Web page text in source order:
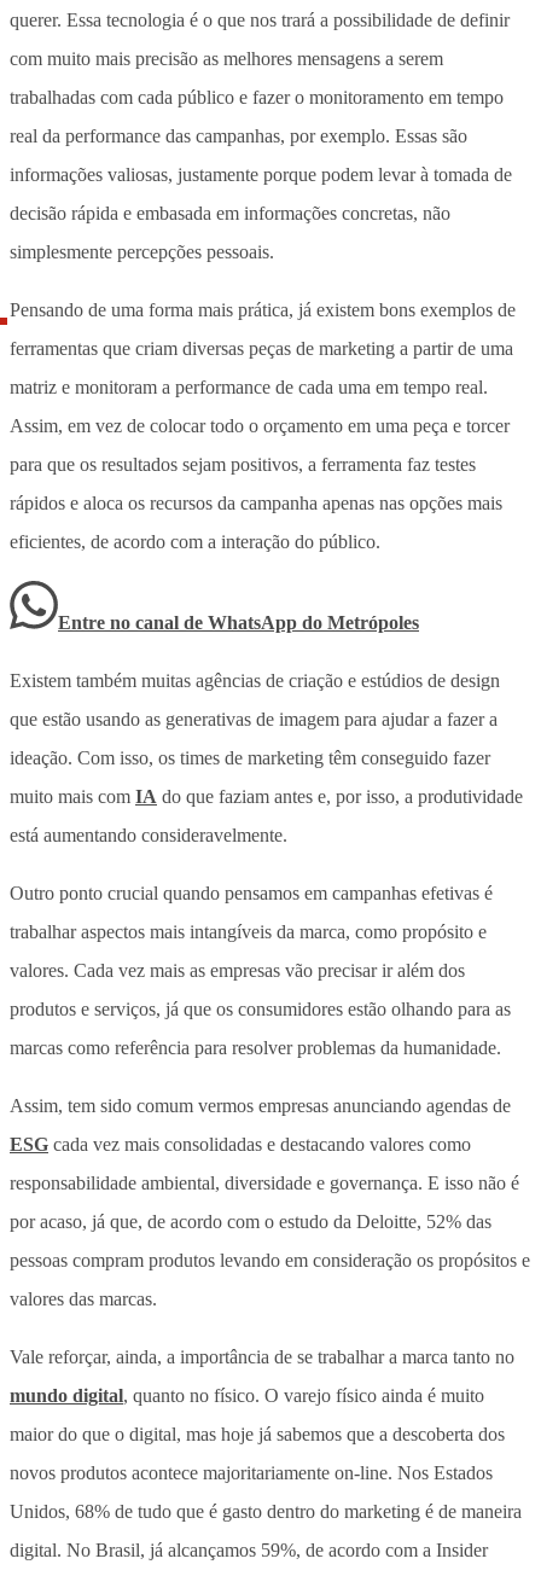
querer. Essa tecnologia é o que nos trará a possibilidade de definir
com muito mais precisão as melhores mensagens a serem
trabalhadas com cada público e fazer o monitoramento em tempo
real da performance das campanhas, por exemplo. Essas são
informações valiosas, justamente porque podem levar à tomada de
decisão rápida e embasada em informações concretas, não
simplesmente percepções pessoais.
Pensando de uma forma mais prática, já existem bons exemplos de
ferramentas que criam diversas peças de marketing a partir de uma
matriz e monitoram a performance de cada uma em tempo real.
Assim, em vez de colocar todo o orçamento em uma peça e torcer
para que os resultados sejam positivos, a ferramenta faz testes
rápidos e aloca os recursos da campanha apenas nas opções mais
eficientes, de acordo com a interação do público.
Entre no canal de WhatsApp do Metrópoles
Existem também muitas agências de criação e estúdios de design
que estão usando as generativas de imagem para ajudar a fazer a
ideação. Com isso, os times de marketing têm conseguido fazer
muito mais com IA do que faziam antes e, por isso, a produtividade
está aumentando consideravelmente.
Outro ponto crucial quando pensamos em campanhas efetivas é
trabalhar aspectos mais intangíveis da marca, como propósito e
valores. Cada vez mais as empresas vão precisar ir além dos
produtos e serviços, já que os consumidores estão olhando para as
marcas como referência para resolver problemas da humanidade.
Assim, tem sido comum vermos empresas anunciando agendas de
ESG cada vez mais consolidadas e destacando valores como
responsabilidade ambiental, diversidade e governança. E isso não é
por acaso, já que, de acordo com o estudo da Deloitte, 52% das
pessoas compram produtos levando em consideração os propósitos e
valores das marcas.
Vale reforçar, ainda, a importância de se trabalhar a marca tanto no
mundo digital, quanto no físico. O varejo físico ainda é muito
maior do que o digital, mas hoje já sabemos que a descoberta dos
novos produtos acontece majoritariamente on-line. Nos Estados
Unidos, 68% de tudo que é gasto dentro do marketing é de maneira
digital. No Brasil, já alcançamos 59%, de acordo com a Insider